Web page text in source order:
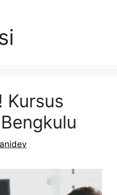
Kursus